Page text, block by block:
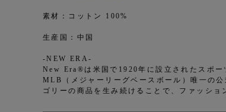
素材：コットン 100%
生産国：中国
-NEW ERA-
New Era®は米国で1920年に設立されたスポ
MLB（メジャーリーグベースボール）唯一の
ゴリーの商品を生み続けることで、ファッシ